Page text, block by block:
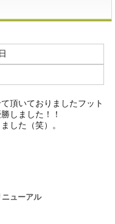
頂いておりましたフット
しました！！
した（笑）。
ニューアル